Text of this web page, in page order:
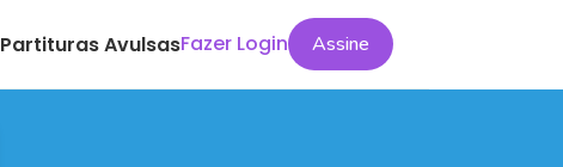
Partituras AvulsasFazer Login Assine